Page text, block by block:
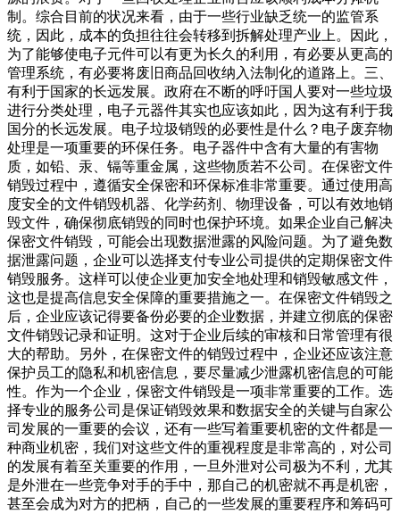
制。综合目前的状况来看，由于一些行业缺乏统一的监管系
统，因此，成本的负担往往会转移到拆解处理产业上。因此，
为了能够使电子元件可以有更为长久的利用，有必要从更高的
管理系统，有必要将废旧商品回收纳入法制化的道路上。三、
有利于国家的长远发展。政府在不断的呼吁国人要对一些垃圾
进行分类处理，电子元器件其实也应该如此，因为这有利于我
国分的长远发展。电子垃圾销毁的必要性是什么？电子废弃物
处理是一项重要的环保任务。电子器件中含有大量的有害物
质，如铅、汞、镉等重金属，这些物质若不公司。在保密文件
销毁过程中，遵循安全保密和环保标准非常重要。通过使用高
度安全的文件销毁机器、化学药剂、物理设备，可以有效地销
毁文件，确保彻底销毁的同时也保护环境。如果企业自己解决
保密文件销毁，可能会出现数据泄露的风险问题。为了避免数
据泄露问题，企业可以选择支付专业公司提供的定期保密文件
销毁服务。这样可以使企业更加安全地处理和销毁敏感文件，
这也是提高信息安全保障的重要措施之一。在保密文件销毁之
后，企业应该记得要备份必要的企业数据，并建立彻底的保密
文件销毁记录和证明。这对于企业后续的审核和日常管理有很
大的帮助。另外，在保密文件的销毁过程中，企业还应该注意
保护员工的隐私和机密信息，要尽量减少泄露机密信息的可能
性。作为一个企业，保密文件销毁是一项非常重要的工作。选
择专业的服务公司是保证销毁效果和数据安全的关键与自家公
司发展的一重要的会议，还有一些写着重要机密的文件都是一
种商业机密，我们对这些文件的重视程度是非常高的，对公司
的发展有着至关重要的作用，一旦外泄对公司极为不利，尤其
是外泄在一些竞争对手的手中，那自己的机密就不再是机密，
甚至会成为对方的把柄，自己的一些发展的重要程序和筹码可